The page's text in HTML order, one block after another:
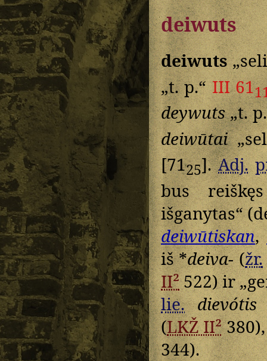
deiwuts
deiwuts
„t. p.“III 61
deywuts„t.
deiwūtai
[7125].Adj.
bus
išganytas“
deiwūtiskan,
iš *deiva-(žr.
II²522) ir
lie. dievótis
(LKŽ II²
344).